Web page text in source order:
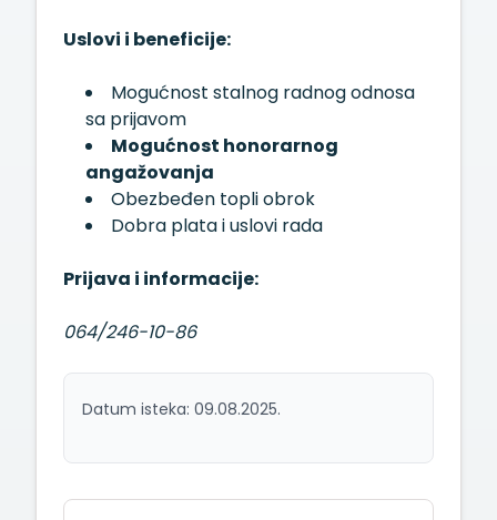
Uslovi i beneficije:
Mogućnost stalnog radnog odnosa
sa prijavom
Mogućnost honorarnog
angažovanja
Obezbeđen topli obrok
Dobra plata i uslovi rada
Prijava i informacije:
064/246-10-86
Datum isteka: 09.08.2025.